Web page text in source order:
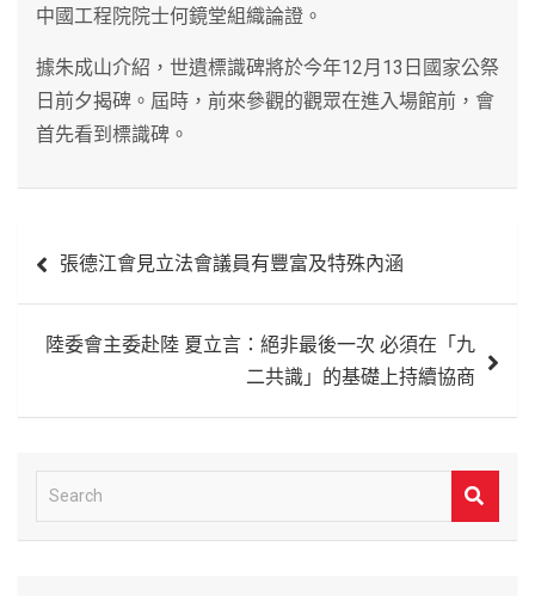
中國工程院院士何鏡堂組織論證。
據朱成山介紹，世遺標識碑將於今年12月13日國家公祭
日前夕揭碑。屆時，前來參觀的觀眾在進入場館前，會
首先看到標識碑。
章
張德江會見立法會議員有豐富及特殊內涵
陸委會主委赴陸 夏立言：絕非最後一次 必須在「九
二共識」的基礎上持續協商
e